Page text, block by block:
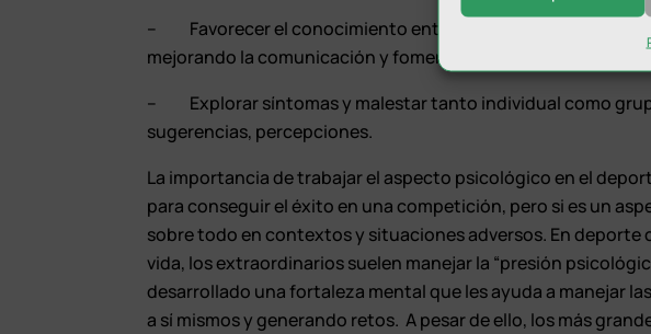
– Favorecer el conocimiento entre todos los integrantes
mejorando la comunicación y fomentando la cohesión como
– Explorar síntomas y malestar tanto individual como
sugerencias, percepciones.
La importancia de trabajar el aspecto psicológico en el
para conseguir el éxito en una competición, pero si es un
sobre todo en contextos y situaciones adversos. En deporte
vida, los extraordinarios suelen manejar la “presión
desarrollado una fortaleza mental que les ayuda a manejar
a sí mismos y generando retos. A pesar de ello, los más